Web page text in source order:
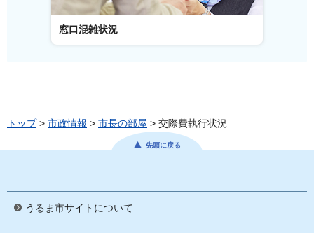
窓口混雑状況
トップ> 市政情報 > 市長の部屋 > 交際費執行状況
先頭に戻る
うるま市サイトについて